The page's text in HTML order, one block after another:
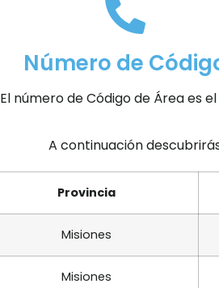
Número de
El número de Código de Área es el
A continuación
Provincia
Misiones
Misiones